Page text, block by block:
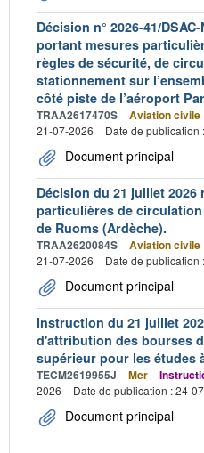
Décision n° 2026-41/
portant mesures
règles de sécurité, de
stationnement sur
côté piste de l’aéroport
TRAA2617470S Aviation civile
21-07-2026
Date de publication
Document principal
Décision du 21 juillet
particulières de
de Ruoms (Ardèche).
TRAA2620084S Aviation civile
21-07-2026
Date de publication
Document principal
Instruction du 21 juillet
d'attribution des bourses
supérieur pour les études
TECM2619955J Mer
2026
Date de publication : 24-
Document principal